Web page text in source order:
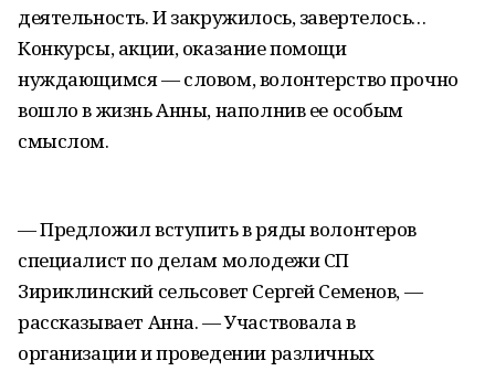
деятельность. И закружилось, завертелось…
Конкурсы, акции, оказание помощи
нуждающимся — словом, волонтерство прочно
вошло в жизнь Анны, наполнив ее особым
смыслом.
— Предложил вступить в ряды волонтеров
специалист по делам молодежи СП
Зириклинский сельсовет Сергей Семенов, —
рассказывает Анна. — Участвовала в
организации и проведении различных